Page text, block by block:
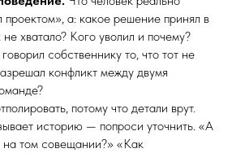
а: какое решение принял в
хватало? Кого уволил и почему?
собственнику то, что тот не
конфликт между двумя
потому что детали врут.
историю — попроси уточнить. «А
на том совещании?» «Как